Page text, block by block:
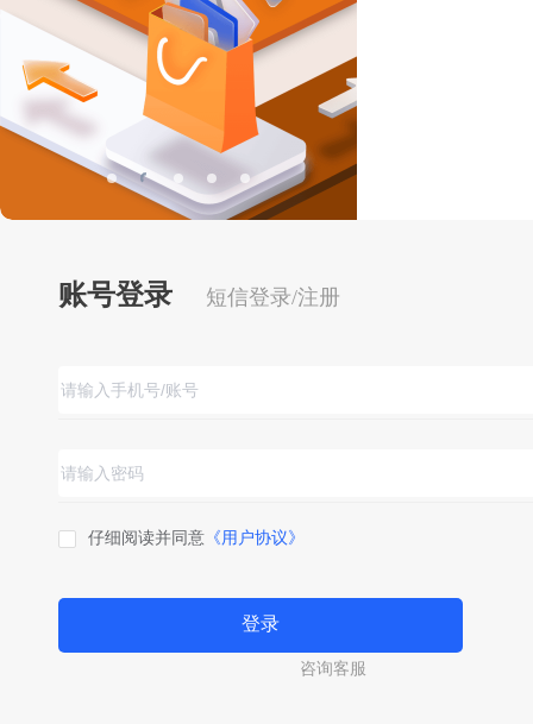
账号登录 短信登录/注册
仔细阅读并同意 《用户协议》
登录
咨询客服